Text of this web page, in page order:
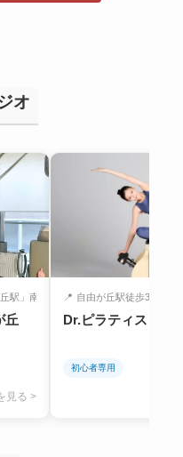
オ
駅」南口か...
丘
見る >
📍 自由が丘駅徒歩3分
Dr.ピラティス自由
初心者専用